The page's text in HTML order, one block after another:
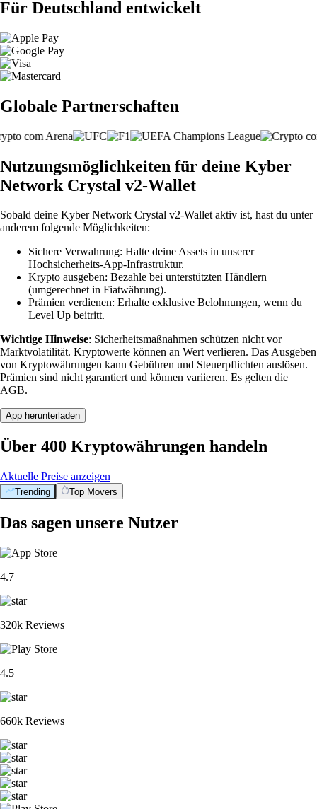
Für Deutschland entwickelt
Globale Partnerschaften
Nutzungsmöglichkeiten für deine Kyber
Network Crystal v2-Wallet
Sobald deine Kyber Network Crystal v2-Wallet aktiv ist, hast du unter
anderem folgende Möglichkeiten:
Sichere Verwahrung: Halte deine Assets in unserer
Hochsicherheits-App-Infrastruktur.
Krypto ausgeben: Bezahle bei unterstützten Händlern
(umgerechnet in Fiatwährung).
Prämien verdienen: Erhalte exklusive Belohnungen, wenn du
Level Up beitritt.
Wichtige Hinweise: Sicherheitsmaßnahmen schützen nicht vor
Marktvolatilität. Kryptowerte können an Wert verlieren. Das Ausgeben
von Kryptowährungen kann Gebühren und Steuerpflichten auslösen.
Prämien sind nicht garantiert und können variieren. Es gelten die
AGB.
App herunterladen
Über 400 Kryptowährungen handeln
Aktuelle Preise anzeigen
Trending Top Movers
Das sagen unsere Nutzer
4.7
320k Reviews
4.5
660k Reviews